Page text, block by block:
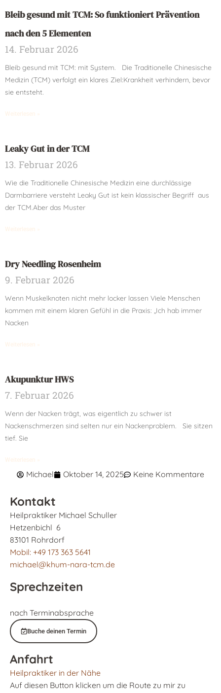
Bleib gesund mit TCM: So funktioniert Prävention
nach den 5 Elementen
14. Februar 2026
Bleib gesund mit TCM: mit System. Die Traditionelle Chinesische
Medizin (TCM) verfolgt ein klares Ziel:Krankheit verhindern, bevor
sie entsteht.
Weiterlesen »
Leaky Gut in der TCM
13. Februar 2026
Wie die Traditionelle Chinesische Medizin eine durchlässige
Darmbarriere versteht Leaky Gut ist kein klassischer Begriff aus
der TCM.Aber das Muster
Weiterlesen »
Dry Needling Rosenheim
9. Februar 2026
Wenn Muskelknoten nicht mehr locker lassen Viele Menschen
kommen mit einem klaren Gefühl in die Praxis: „Ich hab immer
Nacken
Weiterlesen »
Akupunktur HWS
7. Februar 2026
Wenn der Nacken trägt, was eigentlich zu schwer ist
Nackenschmerzen sind selten nur ein Nackenproblem. Sie sitzen
tief. Sie
Weiterlesen »
Michael Oktober 14, 2025 Keine Kommentare
Kontakt
Heilpraktiker Michael Schuller
Hetzenbichl 6
83101 Rohrdorf
Mobil: +49 173 363 5641
michael@khum-nara-tcm.de
Sprechzeiten
nach Terminabsprache
Buche deinen Termin
Anfahrt
Heilpraktiker in der Nähe
Auf diesen Button klicken um die Route zu mir zu